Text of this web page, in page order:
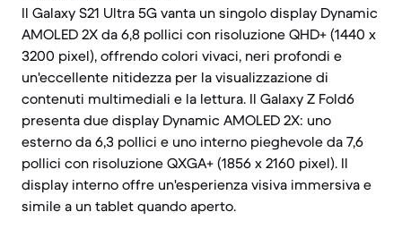
Il Galaxy S21 Ultra 5G vanta un singolo display Dynamic
AMOLED 2X da 6,8 pollici con risoluzione QHD+ (1440 x
3200 pixel), offrendo colori vivaci, neri profondi e
un'eccellente nitidezza per la visualizzazione di
contenuti multimediali e la lettura. Il Galaxy Z Fold6
presenta due display Dynamic AMOLED 2X: uno
esterno da 6,3 pollici e uno interno pieghevole da 7,6
pollici con risoluzione QXGA+ (1856 x 2160 pixel). Il
display interno offre un'esperienza visiva immersiva e
simile a un tablet quando aperto.